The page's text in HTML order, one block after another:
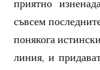
приятно
съвсем
понякога
линия, и